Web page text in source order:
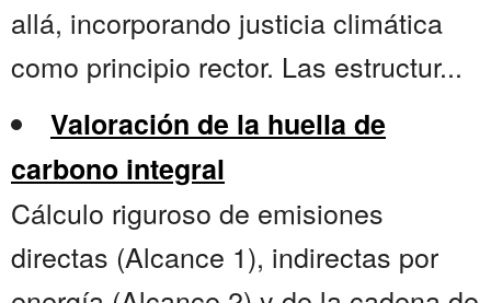
allá, incorporando justicia climática
como principio rector. Las estructur...
Valoración de la huella de
carbono integral
Cálculo riguroso de emisiones
directas (Alcance 1), indirectas por